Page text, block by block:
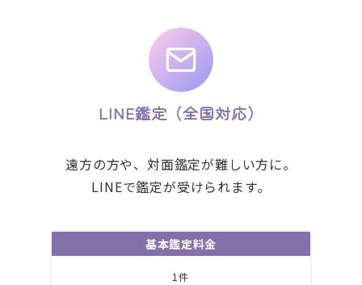
LINE鑑定（全国対応）
遠方の方や、対面鑑定が難しい方に。
LINEで鑑定が受けられます。
基本鑑定料金
1件